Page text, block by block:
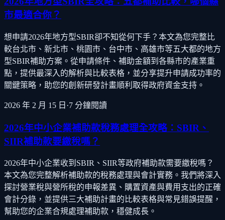
市最適合你？
想申請2026年地方型SBIR卻不知從何下手？本文為您完整比
較台北市、新北市、桃園市、台中市、高雄市等五大都的地方
型SBIR補助方案。從申請條件、補助金額到各縣市的產業重
點，提供最深入的解析與比較表格，並分享提升申請成功率的
關鍵策略，助您的創新研發計畫順利取得政府資金支持。
2026 年 2 月 15 日 ·7 分鐘閱讀
2026年中小企業補助款稅務處理全攻略：SBIR、
SIIR補助款要繳稅嗎？
2026年中小企業收到SBIR、SIIR等政府補助款需要繳稅嗎？
本文為您完整解析補助款的稅務處理與會計實務。我們將深入
探討營業稅與營所稅的申報差異、購置資產與費用支出的正確
會計分錄，並提供三大補助計畫的比較表格與常見錯誤提醒，
幫助您的企業合規處理補助款，穩健成長。